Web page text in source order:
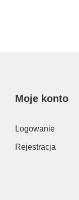
Moje konto
Logowanie
Rejestracja